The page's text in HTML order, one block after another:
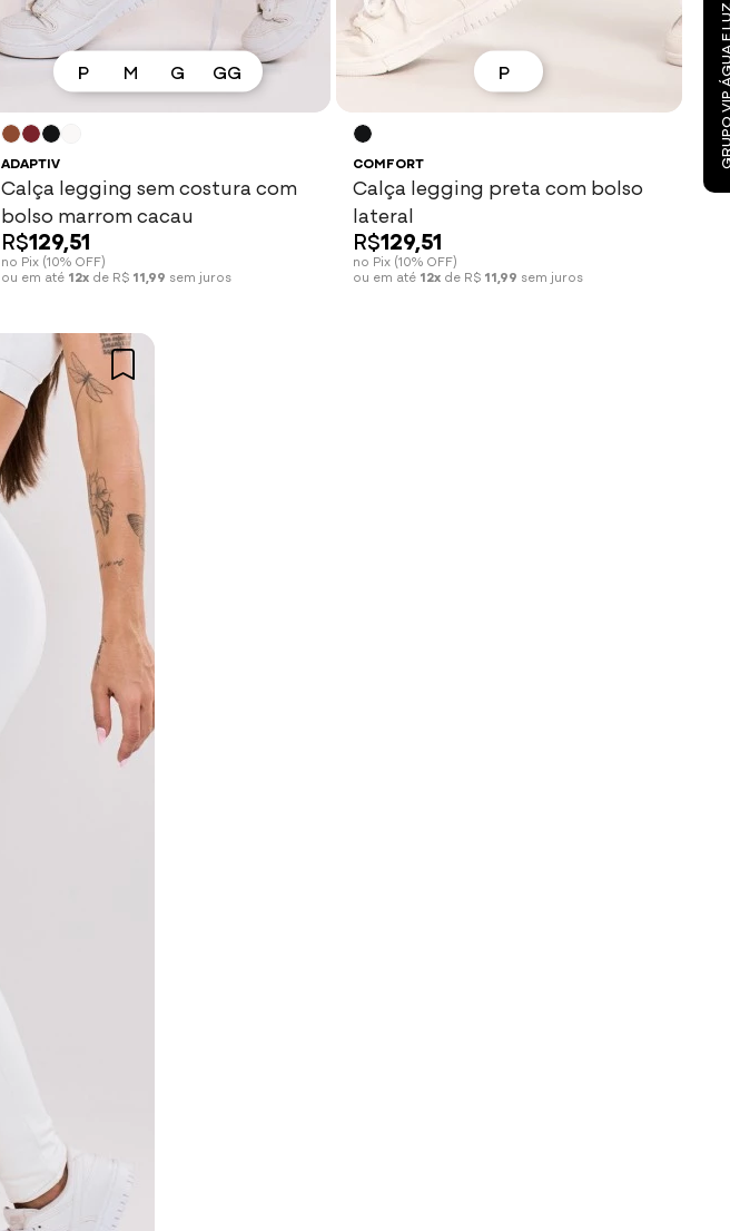
P M G
GG
Espiar Ver mais
ADAPTIV
Calça legging sem costura com
bolso marrom cacau
R$129,51
no Pix (10% OFF)
ou em até 12x de R$ 11,99 sem juros
P
Espiar Ver mais
COMFORT
Calça legging preta com bolso
lateral
R$129,51
no Pix (10% OFF)
ou em até 12xde R$ 11,99 sem juros
GRUPO